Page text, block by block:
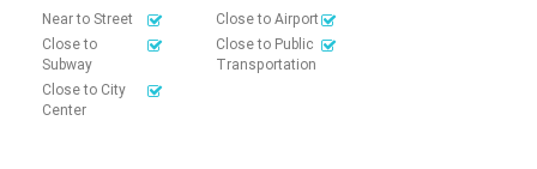
Near to Street
Close to Airport
Close to
Subway
Close to Public
Transportation
Close to City
Center